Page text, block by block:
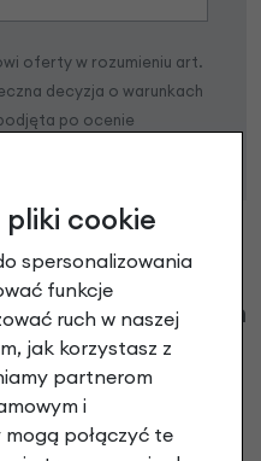
oferty w rozumieniu art.
decyzja o warunkach
po ocenie
pytania o ten
do tego produktu? A Ty o
cookie
spersonalizowania
funkcje
ruch w naszej
jak korzystasz z
partnerom
i
połączyć te